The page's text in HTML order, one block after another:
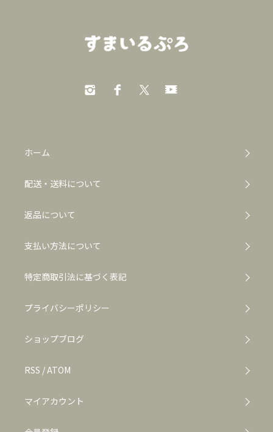
ホーム
配送・送料について
返品について
支払い方法について
特定商取引法に基づく表記
プライバシーポリシー
ショップブログ
RSS /ATOM
マイアカウント